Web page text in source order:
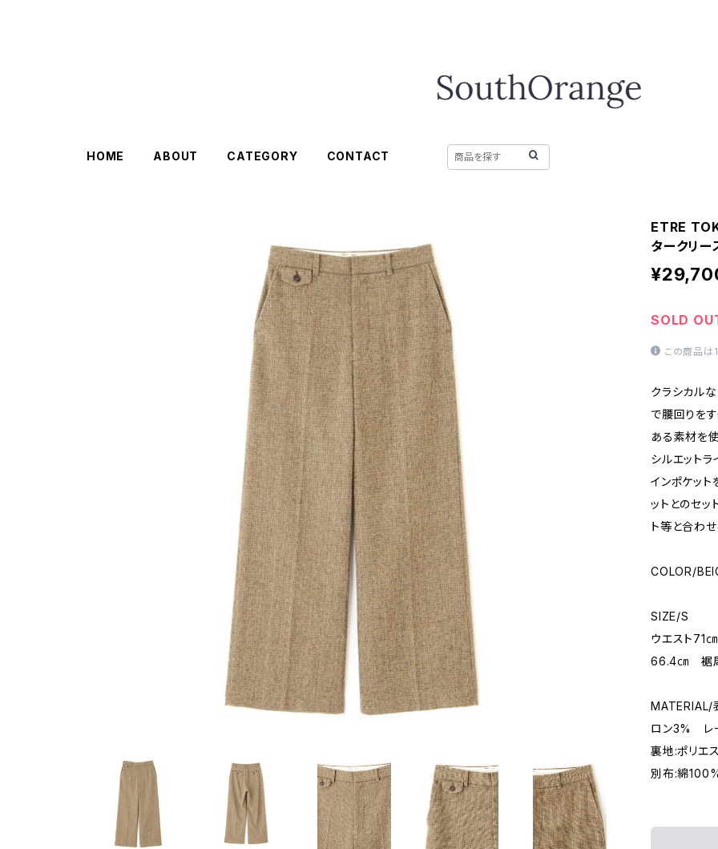
HOME ABOUT CATEGORY CONTACT
ETRE
タークリ
SOLD
この商品は
クラシカル
で腰回りを
ある素材を
シルエット
インポケット
ットとのセッ
ト等と合わ
COLOR/
SIZE/S
ウエスト
66.4㎝ 裾
ロン3% レ
裏地:ポリエ
別布:綿